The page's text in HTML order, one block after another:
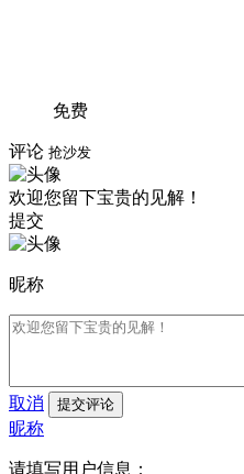
免费
评论 抢沙发
欢迎您留下宝贵的见解！
提交
昵称
取消 提交评论
昵称
请填写用户信息：